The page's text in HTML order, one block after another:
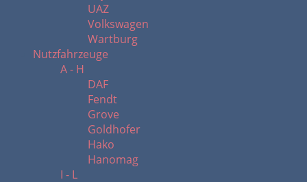
UAZ
Volkswagen
Wartburg
Nutzfahrzeuge
A - H
DAF
Fendt
Grove
Goldhofer
Hako
Hanomag
I - L